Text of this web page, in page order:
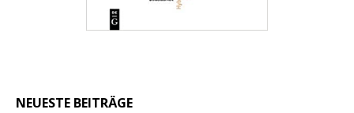
NEUESTE BEITRÄGE